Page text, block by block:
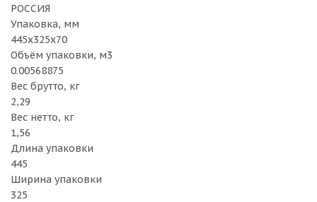
РОССИЯ
Упаковка, мм
445х325х70
Объём упаковки, м3
0.00568875
Вес брутто, кг
2,29
Вес нетто, кг
1,56
Длина упаковки
445
Ширина упаковки
325